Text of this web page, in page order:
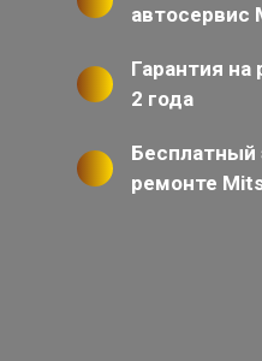
автосервис
Гарантия
2 года
Бесплатный
ремонте